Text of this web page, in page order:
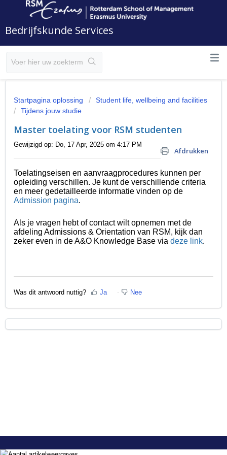
Bedrijfskunde Services
Startpagina oplossing
Student life, wellbeing and facilities
Tijdens jouw studie
Master toelating voor RSM studenten
Afdrukken
Gewijzigd op: Do, 17 Apr, 2025 om 4:17 PM
Toelatingseisen en aanvraagprocedures kunnen per
opleiding verschillen. Je kunt de verschillende criteria
en meer gedetailleerde informatie vinden op de
Admission pagina.
Als je vragen hebt of contact wilt opnemen met de
afdeling Admissions & Orientation van RSM, kijk dan
zeker even in de A&O Knowledge Base via deze link.
Was dit antwoord nuttig? Ja Nee